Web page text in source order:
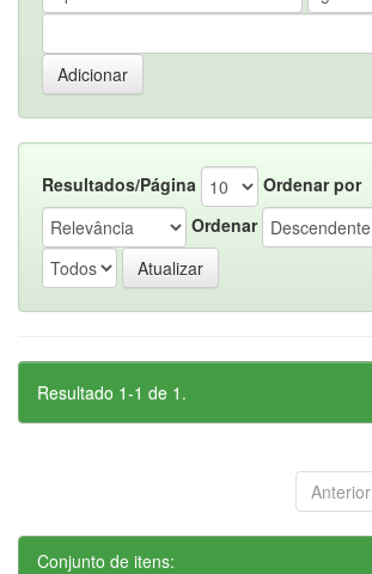
Resultados/Página
Ordenar por
Ordenar
Resultado 1-1 de 1.
Anterior
Conjunto de itens: